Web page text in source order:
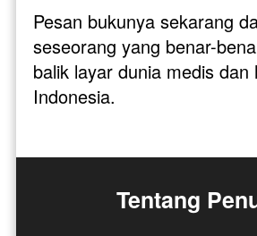
Pesan bukunya sekarang
seseorang yang benar-
balik layar dunia medis dan
Indonesia.
Tentang